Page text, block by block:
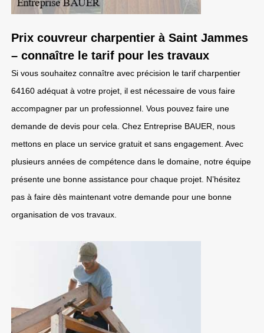
Prix couvreur charpentier à Saint Jammes
– connaître le tarif pour les travaux
Si vous souhaitez connaître avec précision le tarif charpentier
64160 adéquat à votre projet, il est nécessaire de vous faire
accompagner par un professionnel. Vous pouvez faire une
demande de devis pour cela. Chez Entreprise BAUER, nous
mettons en place un service gratuit et sans engagement. Avec
plusieurs années de compétence dans le domaine, notre équipe
présente une bonne assistance pour chaque projet. N’hésitez
pas à faire dès maintenant votre demande pour une bonne
organisation de vos travaux.